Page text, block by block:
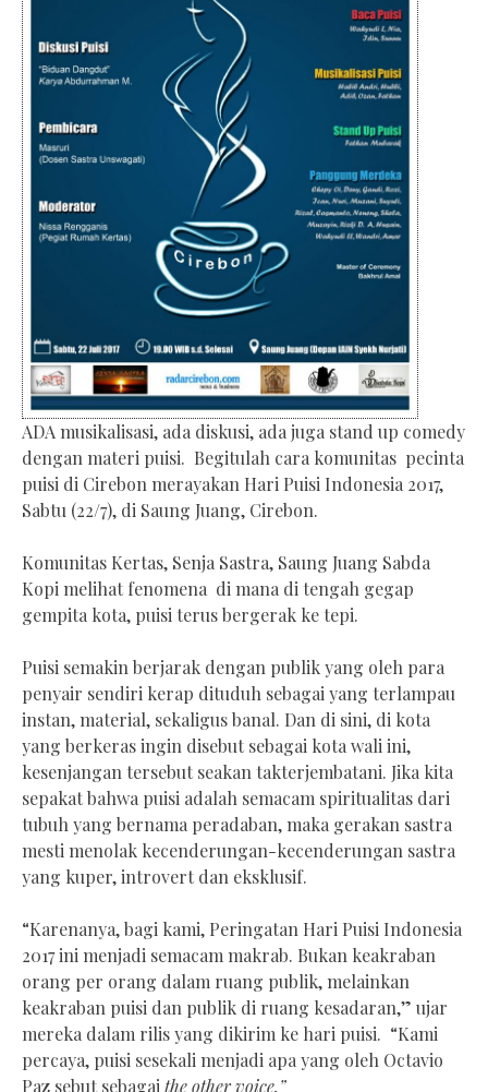
ADA musikalisasi, ada diskusi, ada juga stand up comedy
dengan materi puisi. Begitulah cara komunitas pecinta
puisi di Cirebon merayakan Hari Puisi Indonesia 2017,
Sabtu (22/7), di Saung Juang, Cirebon.
Komunitas Kertas, Senja Sastra, Saung Juang Sabda
Kopi melihat fenomena di mana di tengah gegap
gempita kota, puisi terus bergerak ke tepi.
Puisi semakin berjarak dengan publik yang oleh para
penyair sendiri kerap dituduh sebagai yang terlampau
instan, material, sekaligus banal. Dan di sini, di kota
yang berkeras ingin disebut sebagai kota wali ini,
kesenjangan tersebut seakan takterjembatani. Jika kita
sepakat bahwa puisi adalah semacam spiritualitas dari
tubuh yang bernama peradaban, maka gerakan sastra
mesti menolak kecenderungan-kecenderungan sastra
yang kuper, introvert dan eksklusif.
“Karenanya, bagi kami, Peringatan Hari Puisi Indonesia
2017 ini menjadi semacam makrab. Bukan keakraban
orang per orang dalam ruang publik, melainkan
keakraban puisi dan publik di ruang kesadaran,” ujar
mereka dalam rilis yang dikirim ke hari puisi. “Kami
percaya, puisi sesekali menjadi apa yang oleh Octavio
Paz sebut sebagaithe other voice.”